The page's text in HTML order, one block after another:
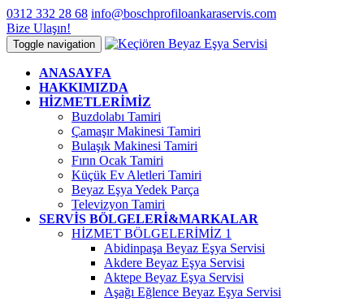
0312 332 28 68 info@boschprofiloankaraservis.com
Bize Ulaşın!
Toggle navigation
ANASAYFA
HAKKIMIZDA
HİZMETLERİMİZ
Buzdolabı Tamiri
Çamaşır Makinesi Tamiri
Bulaşık Makinesi Tamiri
Fırın Ocak Tamiri
Küçük Ev Aletleri Tamiri
Beyaz Eşya Yedek Parça
Televizyon Tamiri
SERVİS BÖLGELERİ&MARKALAR
HİZMET BÖLGELERİMİZ 1
Abidinpaşa Beyaz Eşya Servisi
Akdere Beyaz Eşya Servisi
Aktepe Beyaz Eşya Servisi
Aşağı Eğlence Beyaz Eşya Servisi